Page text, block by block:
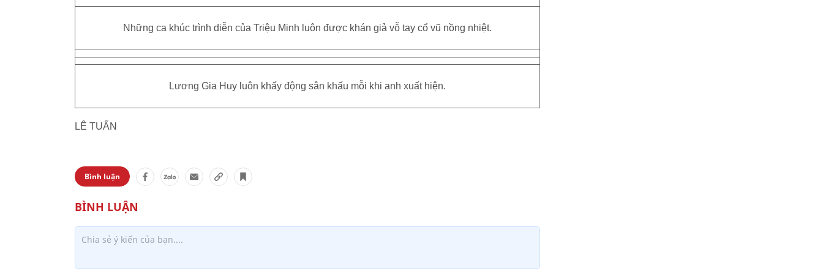
Những ca khúc trình diễn của Triệu Minh luôn được khán giả vỗ tay cổ vũ nồng nhiệt.
Lương Gia Huy luôn khấy động sân khấu mỗi khi anh xuất hiện.
LÊ TUẤN
Bình luận